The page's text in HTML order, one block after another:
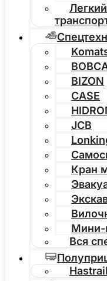
BIZON
CASE
JCB
Кран
Мини-
Вся